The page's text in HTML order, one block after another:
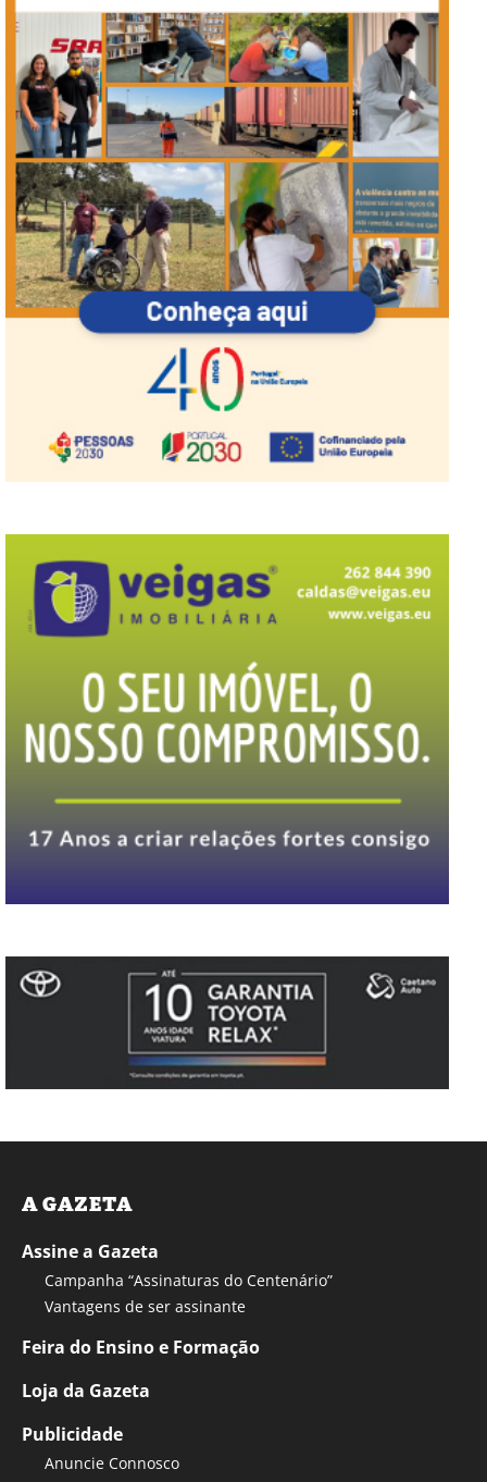
A GAZETA
Assine a Gazeta
Campanha “Assinaturas do Centenário”
Vantagens de ser assinante
Feira do Ensino e Formação
Loja da Gazeta
Publicidade
Anuncie Connosco